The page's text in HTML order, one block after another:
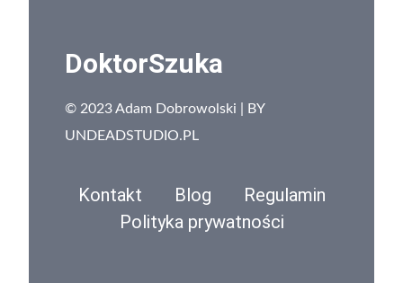
DoktorSzuka
© 2023 Adam Dobrowolski | BY
UNDEADSTUDIO.PL
Kontakt Blog
Regulamin
Polityka prywatności